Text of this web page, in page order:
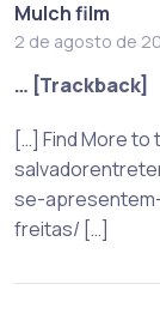
Mulch film
2 de agosto de
… [Trackback]
[…] Find More to
se-
freitas/ […]